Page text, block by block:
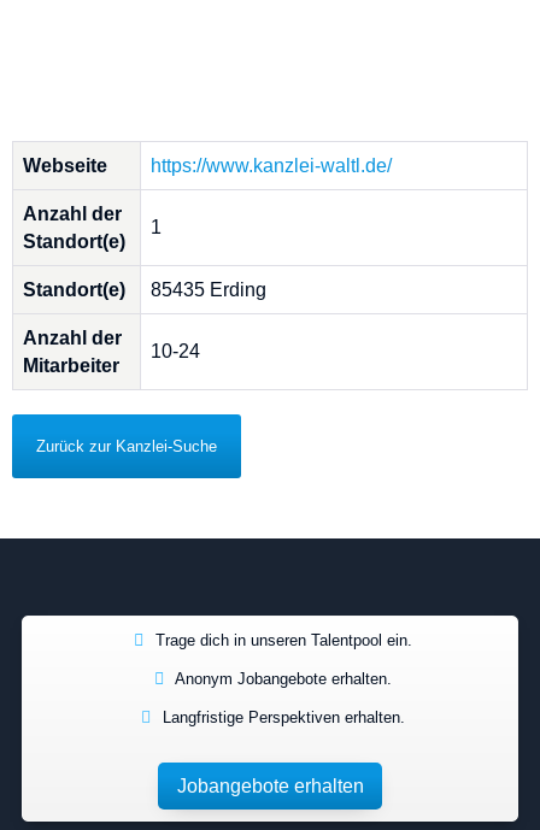
Webseite https://www.kanzlei-waltl.de/
Anzahl der
Standort(e)
1
Standort(e) 85435 Erding
Anzahl der
Mitarbeiter
10-24
Zurück zur Kanzlei-Suche
Trage dich in unseren Talentpool ein.
Anonym Jobangebote erhalten.
Langfristige Perspektiven erhalten.
Jobangebote erhalten